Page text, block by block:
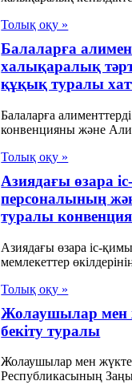
Толық оқу »
Балаларға
халықаралық
құқық туралы
Балаларға
конвенцияны және
Толық оқу »
Азиядағы өзара
персоналының
туралы
Азиядағы өзара іс-
мемлекеттер
Толық оқу »
Жолаушылар мен
бекiту туралы
Жолаушылар мен
Республикасының